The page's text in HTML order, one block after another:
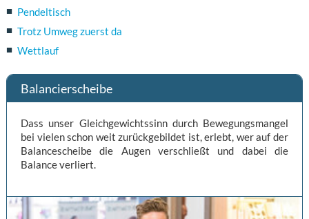
Pendeltisch
Trotz Umweg zuerst da
Wettlauf
Balancierscheibe
Dass unser Gleichgewichtssinn durch Bewegungsmangel
bei vielen schon weit zurückgebildet ist, erlebt, wer auf der
Balancescheibe die Augen verschließt und dabei die
Balance verliert.